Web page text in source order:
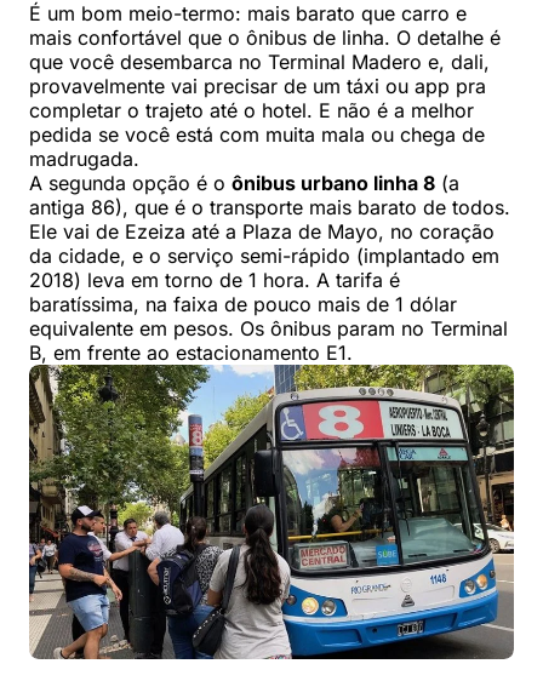
É um bom meio-termo: mais barato que carro e
mais confortável que o ônibus de linha. O detalhe é
que você desembarca no Terminal Madero e, dali,
provavelmente vai precisar de um táxi ou app pra
completar o trajeto até o hotel. E não é a melhor
pedida se você está com muita mala ou chega de
madrugada.
A segunda opção é o ônibus urbano linha 8 (a
antiga 86), que é o transporte mais barato de todos.
Ele vai de Ezeiza até a Plaza de Mayo, no coração
da cidade, e o serviço semi-rápido (implantado em
2018) leva em torno de 1 hora. A tarifa é
baratíssima, na faixa de pouco mais de 1 dólar
equivalente em pesos. Os ônibus param no Terminal
B, em frente ao estacionamento E1.